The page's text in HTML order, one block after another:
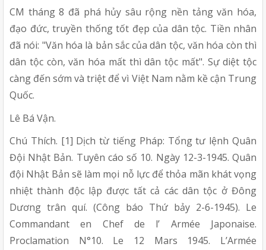
CM tháng 8 đã phá hủy sâu rộng nền tảng văn hóa,
đạo đức, truyền thống tốt đẹp của dân tộc. Tiền nhân
đã nói: "Văn hóa là bản sắc của dân tộc, văn hóa còn thì
dân tộc còn, văn hóa mất thì dân tộc mất". Sự diệt tộc
càng đến sớm và triệt để vì Việt Nam nằm kề cận Trung
Quốc.
Lê Bá Vận.
Chú Thích. [1] Dịch từ tiếng Pháp: Tổng tư lệnh Quân
Đội Nhật Bản. Tuyên cáo số 10. Ngày 12-3-1945. Quân
đội Nhật Bản sẽ làm mọi nỗ lực để thỏa mãn khát vọng
nhiệt thành độc lập được tất cả các dân tộc ở Đông
Dương trân quí. (Công báo Thứ bảy 2-6-1945). Le
Commandant en Chef de l’ Armée Japonaise.
Proclamation N°10. Le 12 Mars 1945. L’Armée